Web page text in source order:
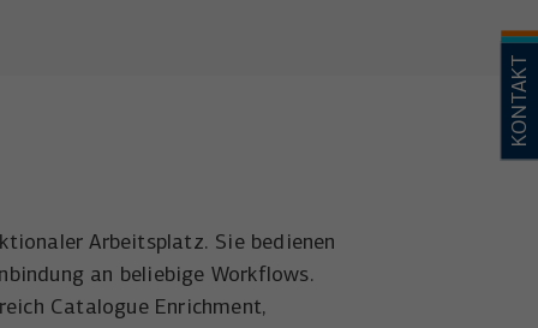
Arbeitsplatz. Sie bedienen
an beliebige Workflows.
Catalogue Enrichment,
KONTAKT